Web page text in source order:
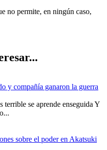
no permite, en ningún caso,
y compañía ganaron la guerra
se aprende enseguida Y
sobre el poder en Akatsuki